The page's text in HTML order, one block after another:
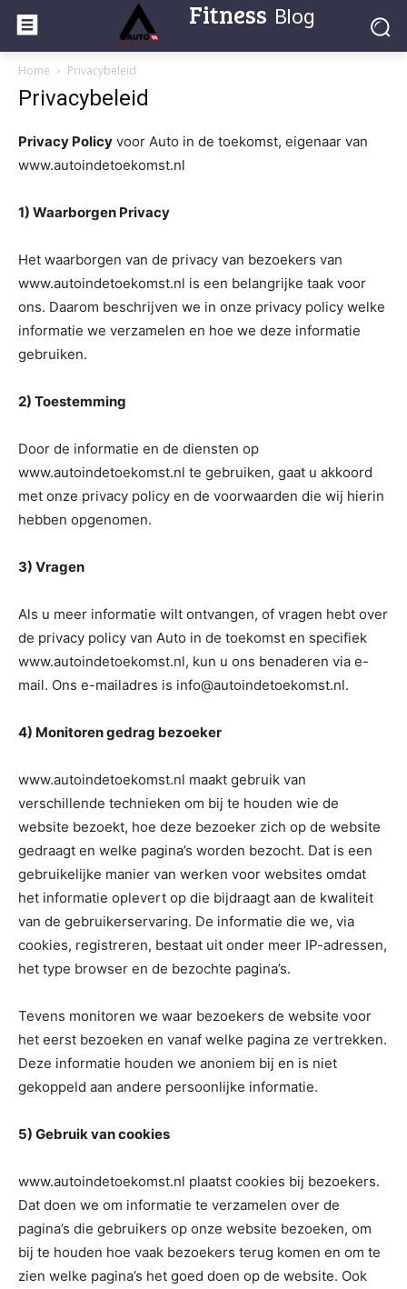
Fitness Blog
Home Privacybeleid
Privacybeleid
Privacy Policy voor Auto in de toekomst, eigenaar van
www.autoindetoekomst.nl
1) Waarborgen Privacy
Het waarborgen van de privacy van bezoekers van
www.autoindetoekomst.nl is een belangrijke taak voor
ons. Daarom beschrijven we in onze privacy policy welke
informatie we verzamelen en hoe we deze informatie
gebruiken.
2) Toestemming
Door de informatie en de diensten op
www.autoindetoekomst.nl te gebruiken, gaat u akkoord
met onze privacy policy en de voorwaarden die wij hierin
hebben opgenomen.
3) Vragen
Als u meer informatie wilt ontvangen, of vragen hebt over
de privacy policy van Auto in de toekomst en specifiek
www.autoindetoekomst.nl, kun u ons benaderen via e-
mail. Ons e-mailadres is info@autoindetoekomst.nl.
4) Monitoren gedrag bezoeker
www.autoindetoekomst.nl maakt gebruik van
verschillende technieken om bij te houden wie de
website bezoekt, hoe deze bezoeker zich op de website
gedraagt en welke pagina’s worden bezocht. Dat is een
gebruikelijke manier van werken voor websites omdat
het informatie oplevert op die bijdraagt aan de kwaliteit
van de gebruikerservaring. De informatie die we, via
cookies, registreren, bestaat uit onder meer IP-adressen,
het type browser en de bezochte pagina’s.
Tevens monitoren we waar bezoekers de website voor
het eerst bezoeken en vanaf welke pagina ze vertrekken.
Deze informatie houden we anoniem bij en is niet
gekoppeld aan andere persoonlijke informatie.
5) Gebruik van cookies
www.autoindetoekomst.nl plaatst cookies bij bezoekers.
Dat doen we om informatie te verzamelen over de
pagina’s die gebruikers op onze website bezoeken, om
bij te houden hoe vaak bezoekers terug komen en om te
zien welke pagina’s het goed doen op de website. Ook